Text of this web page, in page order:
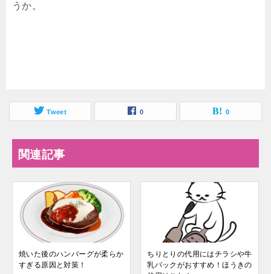
うか。
Tweet 0 0
関連記事
焼いた後のハンバーグが柔らか
すぎる原因と対策！
ちりとりの代用にはチラシや牛
乳パックがおすすめ！ほうきの